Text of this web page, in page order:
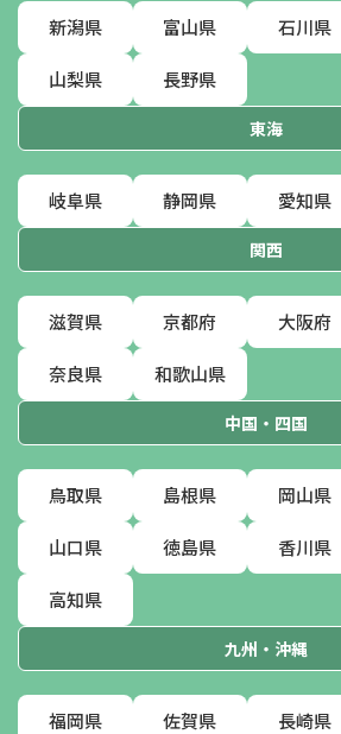
新潟県 富山県 石川県
山梨県 長野県
東海
岐阜県 静岡県 愛知県
関西
滋賀県 京都府 大阪府
奈良県 和歌山県
中国・四国
鳥取県 島根県 岡山県
山口県 徳島県 香川県
高知県
九州・沖縄
福岡県 佐賀県 長崎県